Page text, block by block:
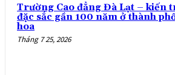
Trường Cao đẳng Đà Lạt – kiến
đặc sắc gần 100 năm ở thành
hoa
Tháng 7 25, 2026